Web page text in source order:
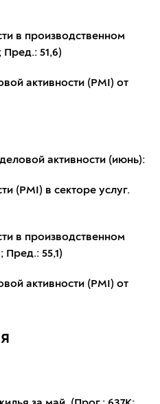
в производственном
Пред.: 51,6)
активности (PMI) от
активности (июнь):
(PMI) в секторе услуг.
в производственном
Пред.: 55,1)
активности (PMI) от